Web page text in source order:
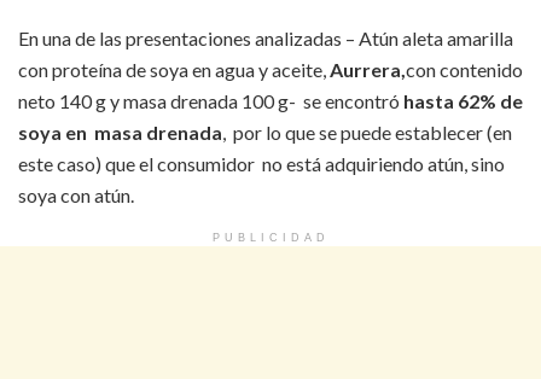
En una de las presentaciones analizadas – Atún aleta amarilla
con proteína de soya en agua y aceite, Aurrera, con contenido
neto 140 g y masa drenada 100 g- se encontró hasta 62% de
soya en masa drenada , por lo que se puede establecer (en
este caso) que el consumidor no está adquiriendo atún, sino
soya con atún.
PUBLICIDAD